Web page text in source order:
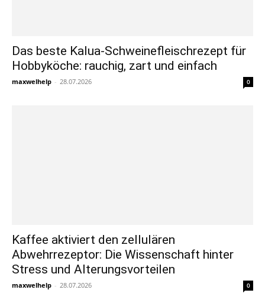
Das beste Kalua-Schweinefleischrezept für
Hobbyköche: rauchig, zart und einfach
maxwelhelp - 28.07.2026 0
Kaffee aktiviert den zellulären
Abwehrrezeptor: Die Wissenschaft hinter
Stress und Alterungsvorteilen
maxwelhelp - 28.07.2026 0